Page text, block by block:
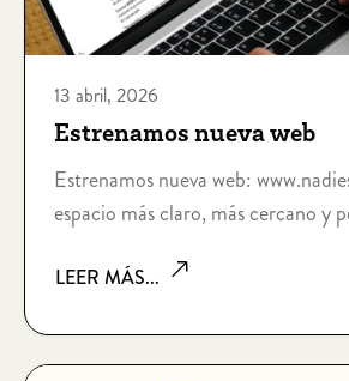
13 abril, 2026
Estrenamos nueva web
Estrenamos nueva web:
espacio más claro, más cercano y
LEER MÁS...